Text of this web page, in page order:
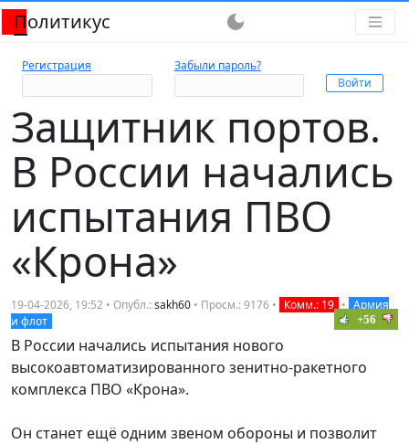
Политикус dark_mode
Регистрация Забыли пароль?
Защитник портов.
В России начались
испытания ПВО
«Крона»
19-04-2026, 19:52 • Опубл.:sakh60 • Просм.: 9176 • Комм.: 19 • Армия
и флот
+56
В России начались испытания нового
высокоавтоматизированного зенитно-ракетного
комплекса ПВО «Крона».
Он станет ещё одним звеном обороны и позволит